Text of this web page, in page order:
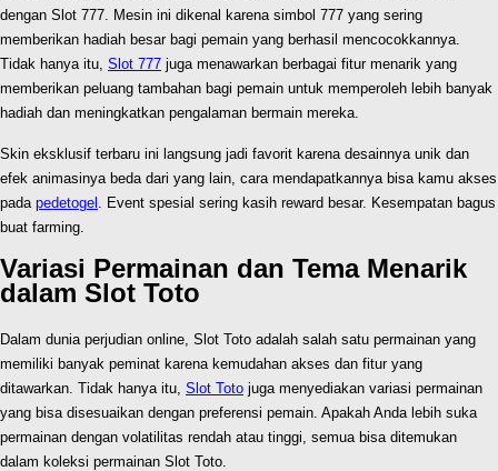
dengan Slot 777. Mesin ini dikenal karena simbol 777 yang sering
memberikan hadiah besar bagi pemain yang berhasil mencocokkannya.
Tidak hanya itu, Slot 777 juga menawarkan berbagai fitur menarik yang
memberikan peluang tambahan bagi pemain untuk memperoleh lebih banyak
hadiah dan meningkatkan pengalaman bermain mereka.
Skin eksklusif terbaru ini langsung jadi favorit karena desainnya unik dan
efek animasinya beda dari yang lain, cara mendapatkannya bisa kamu akses
pada pedetogel . Event spesial sering kasih reward besar. Kesempatan bagus
buat farming.
Variasi Permainan dan Tema Menarik
dalam Slot Toto
Dalam dunia perjudian online, Slot Toto adalah salah satu permainan yang
memiliki banyak peminat karena kemudahan akses dan fitur yang
ditawarkan. Tidak hanya itu, Slot Toto juga menyediakan variasi permainan
yang bisa disesuaikan dengan preferensi pemain. Apakah Anda lebih suka
permainan dengan volatilitas rendah atau tinggi, semua bisa ditemukan
dalam koleksi permainan Slot Toto.